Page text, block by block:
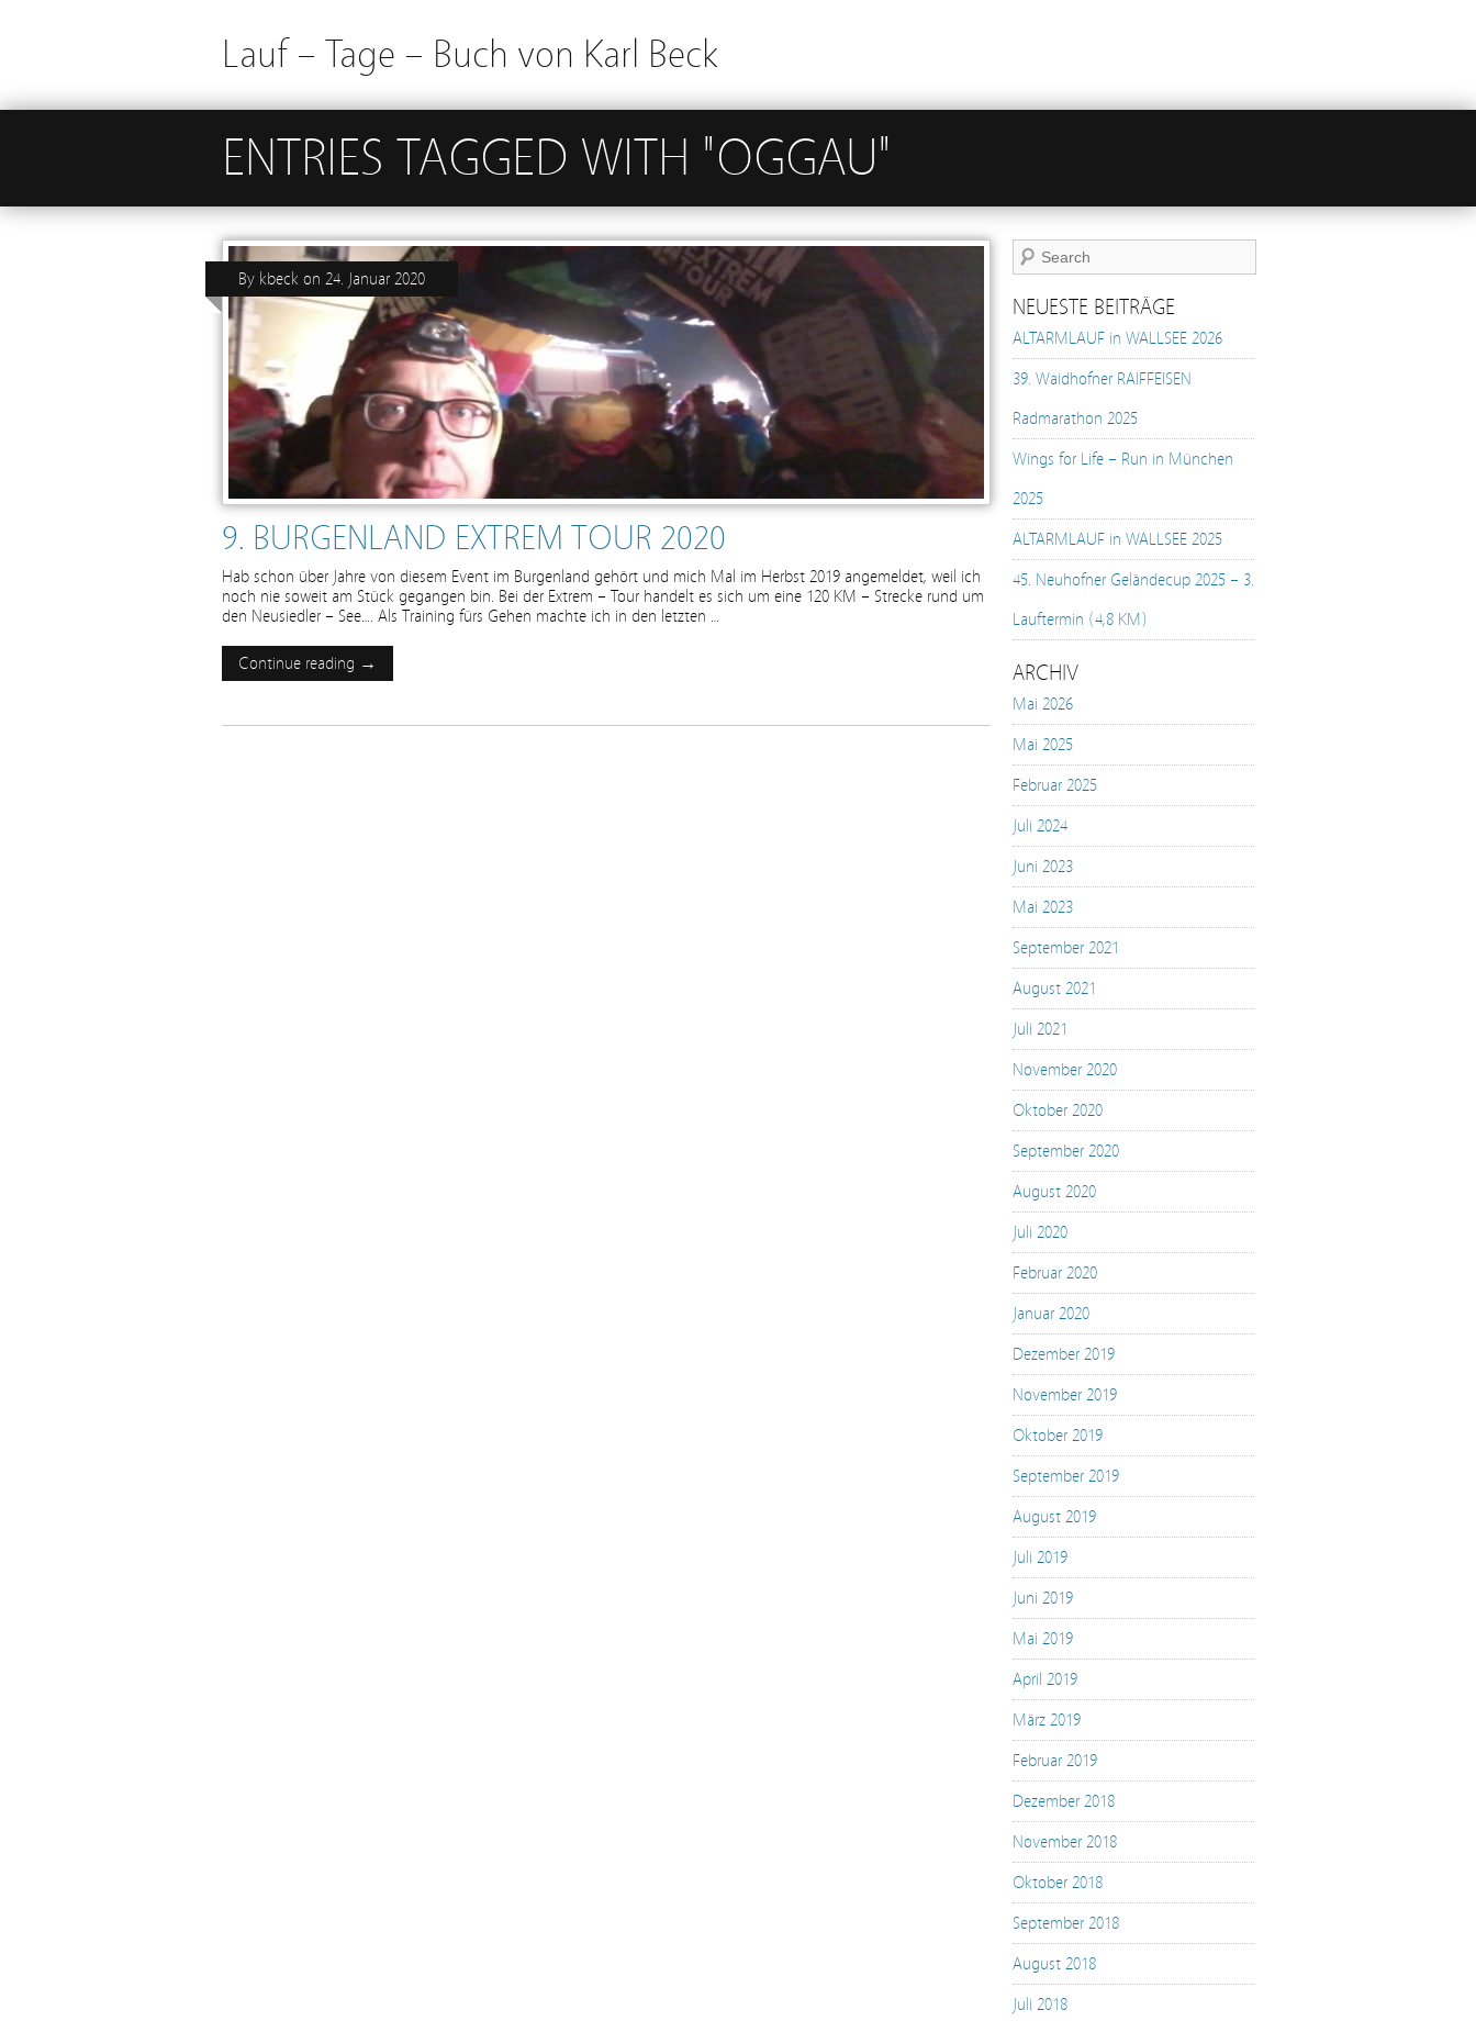
Lauf – Tage – Buch von Karl Beck
ENTRIES TAGGED WITH "OGGAU"
9. BURGENLAND EXTREM TOUR 2020
By kbeck on 24. Januar 2020
Hab schon über Jahre von diesem Event im Burgenland gehört und mich Mal im Herbst 2019 angemeldet, weil ich
noch nie soweit am Stück gegangen bin. Bei der Extrem – Tour handelt es sich um eine 120 KM – Strecke rund um
den Neusiedler – See…. Als Training fürs Gehen machte ich in den letzten …
Continue reading →
NEUESTE BEITRÄGE
ALTARMLAUF in WALLSEE 2026
39. Waidhofner RAIFFEISEN
Radmarathon 2025
Wings for Life – Run in München
2025
ALTARMLAUF in WALLSEE 2025
45. Neuhofner Geländecup 2025 – 3.
Lauftermin (4,8 KM)
ARCHIV
Mai 2026
Mai 2025
Februar 2025
Juli 2024
Juni 2023
Mai 2023
September 2021
August 2021
Juli 2021
November 2020
Oktober 2020
September 2020
August 2020
Juli 2020
Februar 2020
Januar 2020
Dezember 2019
November 2019
Oktober 2019
September 2019
August 2019
Juli 2019
Juni 2019
Mai 2019
April 2019
März 2019
Februar 2019
Dezember 2018
November 2018
Oktober 2018
September 2018
August 2018
Juli 2018